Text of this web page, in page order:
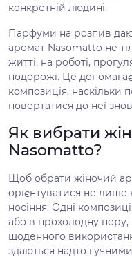
конкретній людині.
Парфуми на розпив
аромат Nasomatto не
житті: на роботі,
подорожі. Це
композиція, наскільки
повертатися до неї
Як вибрати
Nasomatto?
Щоб обрати жіночий
орієнтуватися не лише
носіння. Одні
або в прохолодну
щоденного
здаються надто